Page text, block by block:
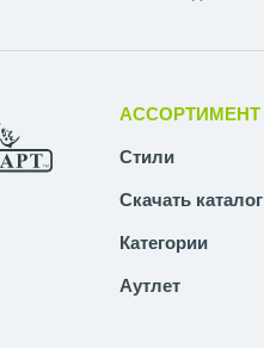
АССОРТИМЕНТ
Стили
Скачать каталог
Категории
Аутлет